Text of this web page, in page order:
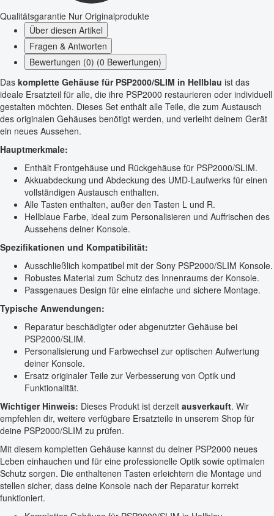
Qualitätsgarantie Nur Originalprodukte
Über diesen Artikel
Fragen & Antworten
Bewertungen (0) (0 Bewertungen)
Das komplette Gehäuse für PSP2000/SLIM in Hellblau ist das
ideale Ersatzteil für alle, die ihre PSP2000 restaurieren oder individuell
gestalten möchten. Dieses Set enthält alle Teile, die zum Austausch
des originalen Gehäuses benötigt werden, und verleiht deinem Gerät
ein neues Aussehen.
Hauptmerkmale:
Enthält Frontgehäuse und Rückgehäuse für PSP2000/SLIM.
Akkuabdeckung und Abdeckung des UMD-Laufwerks für einen
vollständigen Austausch enthalten.
Alle Tasten enthalten, außer den Tasten L und R.
Hellblaue Farbe, ideal zum Personalisieren und Auffrischen des
Aussehens deiner Konsole.
Spezifikationen und Kompatibilität:
Ausschließlich kompatibel mit der Sony PSP2000/SLIM Konsole.
Robustes Material zum Schutz des Innenraums der Konsole.
Passgenaues Design für eine einfache und sichere Montage.
Typische Anwendungen:
Reparatur beschädigter oder abgenutzter Gehäuse bei
PSP2000/SLIM.
Personalisierung und Farbwechsel zur optischen Aufwertung
deiner Konsole.
Ersatz originaler Teile zur Verbesserung von Optik und
Funktionalität.
Wichtiger Hinweis: Dieses Produkt ist derzeit ausverkauft. Wir
empfehlen dir, weitere verfügbare Ersatzteile in unserem Shop für
deine PSP2000/SLIM zu prüfen.
Mit diesem kompletten Gehäuse kannst du deiner PSP2000 neues
Leben einhauchen und für eine professionelle Optik sowie optimalen
Schutz sorgen. Die enthaltenen Tasten erleichtern die Montage und
stellen sicher, dass deine Konsole nach der Reparatur korrekt
funktioniert.